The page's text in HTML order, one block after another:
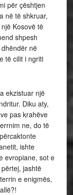
për çështjen
në të shkruar,
Kosovë të
shpesh
në
të cilit i ngriti
ekzistuar një
Diku aty,
pas krahëve
ne, do të
ishte
evropiane, sot e
jashtë
e enigmës,